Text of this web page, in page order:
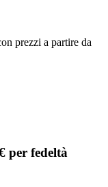
prezzi a partire da
per fedeltà